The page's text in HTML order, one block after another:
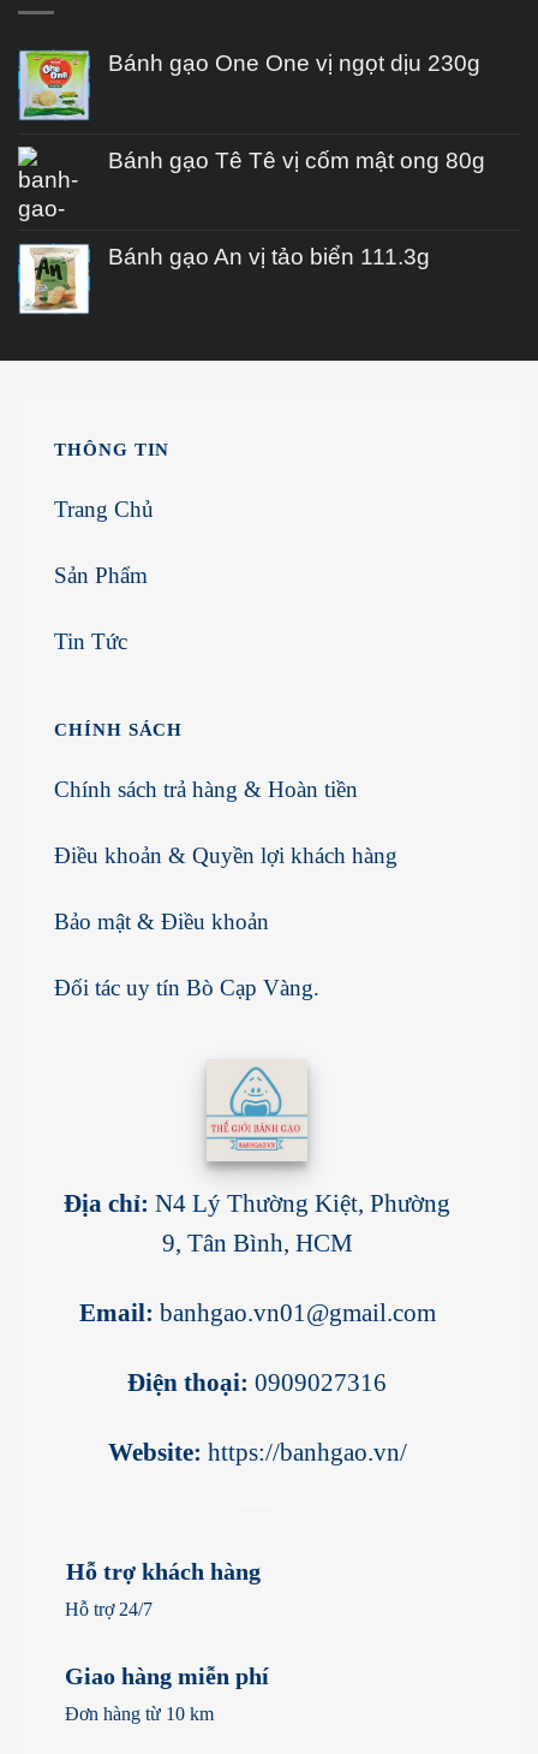
Bánh gạo One One vị ngọt dịu 230g
Bánh gạo Tê Tê vị cốm mật ong 80g
Bánh gạo An vị tảo biển 111.3g
THÔNG TIN
Trang Chủ
Sản Phẩm
Tin Tức
CHÍNH SÁCH
Chính sách trả hàng & Hoàn tiền
Điều khoản & Quyền lợi khách hàng
Bảo mật & Điều khoản
Đối tác uy tín Bò Cạp Vàng.
Địa chỉ: N4 Lý Thường Kiệt, Phường
9, Tân Bình, HCM
Email: banhgao.vn01@gmail.com
Điện thoại: 0909027316
Website: https://banhgao.vn/
Hỗ trợ khách hàng
Hỗ trợ 24/7
Giao hàng miễn phí
Đơn hàng từ 10 km